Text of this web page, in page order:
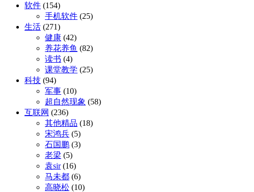
软件 (154)
手机软件 (25)
生活 (271)
健康 (42)
养花养鱼 (82)
读书 (4)
课堂教学 (25)
科技 (94)
军事 (10)
超自然现象 (58)
互联网 (236)
其他精品 (18)
宋鸿兵 (5)
石国鹏 (3)
老梁 (5)
袁sir(16)
马未都 (6)
高晓松 (10)